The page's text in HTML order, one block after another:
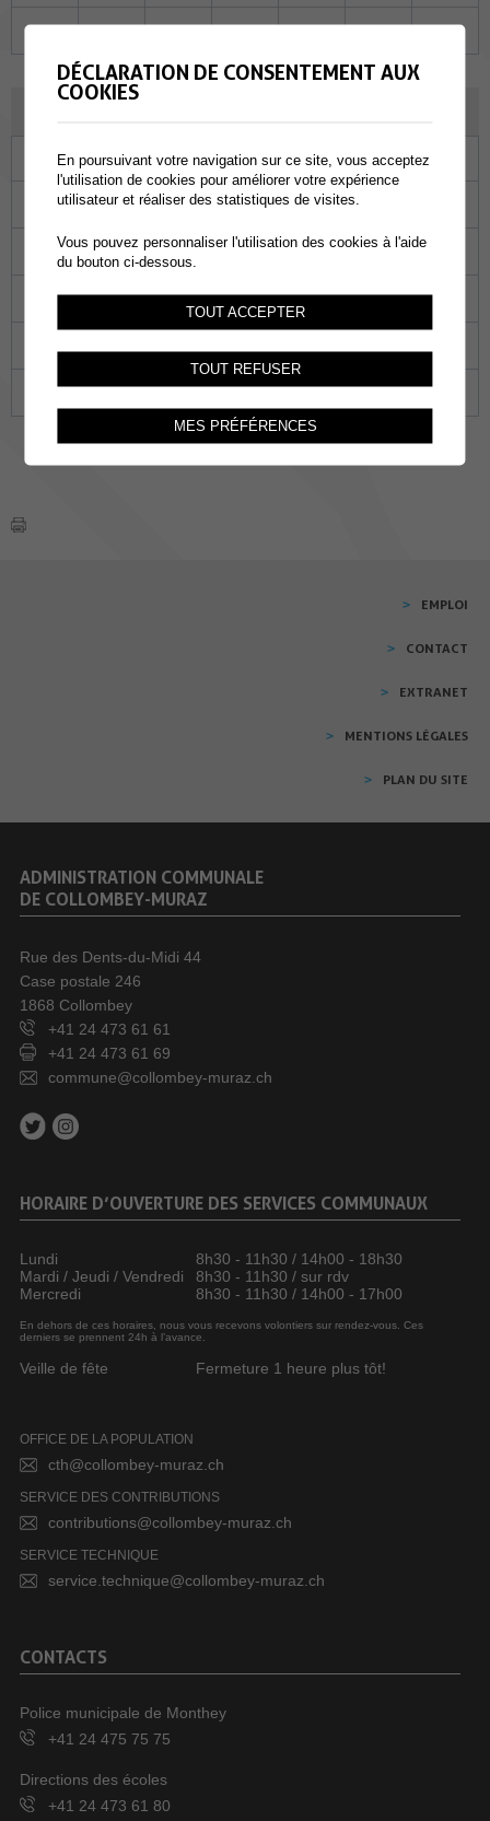
29 30 01 02 03 04 05
Ma Me Je Ve Sa
30 01 02 03
07 08 09 10 11
14 15 16 17 18
28 29 30 31 01
EMPLOI
CONTACT
EXTRANET
MENTIONS LÉGALES
PLAN DU SITE
ADMINISTRATION COMMUNALE
DE COLLOMBEY-MURAZ
Rue des Dents-du-Midi 44
Case postale 246
1868 Collombey
+41 24 473 61 61
+41 24 473 61 69
commune@collombey-muraz.ch
HORAIRE D’OUVERTURE DES SERVICES COMMUNAUX
Lundi
8h30 - 11h30 / 14h00 - 18h30
Mardi / Jeudi / Vendredi
8h30 - 11h30 / sur rdv
Mercredi
8h30 - 11h30 / 14h00 - 17h00
En dehors de ces horaires, nous vous recevons volontiers sur rendez-vous. Ces
derniers se prennent 24h à l’avance.
Veille de fête Fermeture 1 heure plus tôt!
OFFICE DE LA POPULATION
cth@collombey-muraz.ch
SERVICE DES CONTRIBUTIONS
contributions@collombey-muraz.ch
SERVICE TECHNIQUE
service.technique@collombey-muraz.ch
CONTACTS
Police municipale de Monthey
+41 24 475 75 75
Directions des écoles
+41 24 473 61 80
DÉCLARATION DE CONSENTEMENT AUX
COOKIES
En poursuivant votre navigation sur ce site, vous acceptez
l'utilisation de cookies pour améliorer votre expérience
utilisateur et réaliser des statistiques de visites.
Vous pouvez personnaliser l'utilisation des cookies à l'aide
du bouton ci-dessous.
TOUT ACCEPTER
TOUT REFUSER
MES PRÉFÉRENCES